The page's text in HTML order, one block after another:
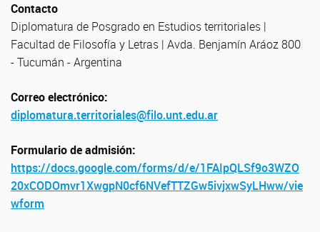
Contacto
Diplomatura de Posgrado en Estudios territoriales |
Facultad de Filosofía y Letras | Avda. Benjamín Aráoz 800
- Tucumán - Argentina
Correo electrónico:
diplomatura.territoriales@filo.unt.edu.ar
Formulario de admisión:
https://docs.google.com/forms/d/e/1FAIpQLSf9o3WZO
20xCODOmvr1XwgpN0cf6NVefTTZGw5ivjxwSyLHww/vie
wform